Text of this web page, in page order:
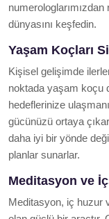
dünyasını keşfedin.
Yaşam Koçları
Kişisel gelişimde
noktada yaşam koçu
hedeflerinize
gücünüzü ortaya
daha iyi bir yönde
planlar sunarlar.
Meditasyon ve
Meditasyon, iç huzur